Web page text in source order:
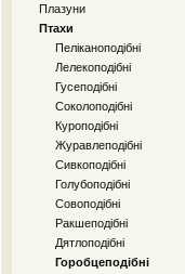
Плазуни
Птахи
Пеліканоподібні
Лелекоподібні
Гусеподібні
Соколоподібні
Куроподібні
Журавлеподібні
Сивкоподібні
Голубоподібні
Совоподібні
Ракшеподібні
Дятлоподібні
Горобцеподібні